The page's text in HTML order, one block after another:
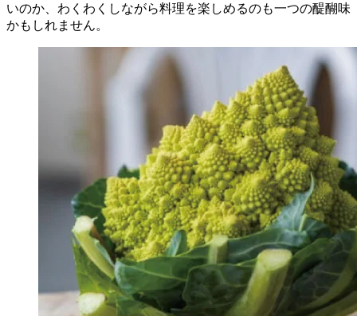
いのか、わくわくしながら料理を楽しめるのも一つの醍醐味
かもしれません。